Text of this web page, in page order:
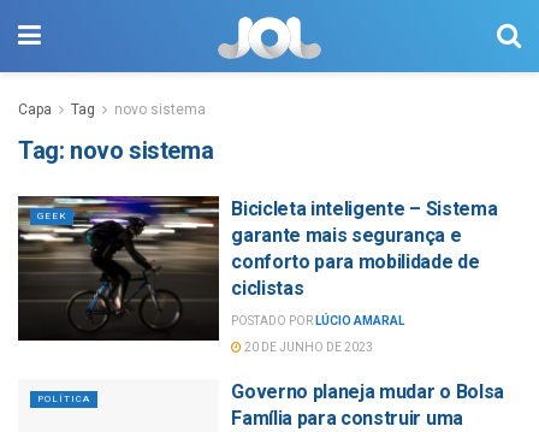
Capa Tag novo sistema
Tag: novo sistema
GEEK
Bicicleta inteligente – Sistema
garante mais segurança e
conforto para mobilidade de
ciclistas
POSTADO POR LÚCIO AMARAL
20 DE JUNHO DE 2023
POLÍTICA
Governo planeja mudar o Bolsa
Família para construir uma